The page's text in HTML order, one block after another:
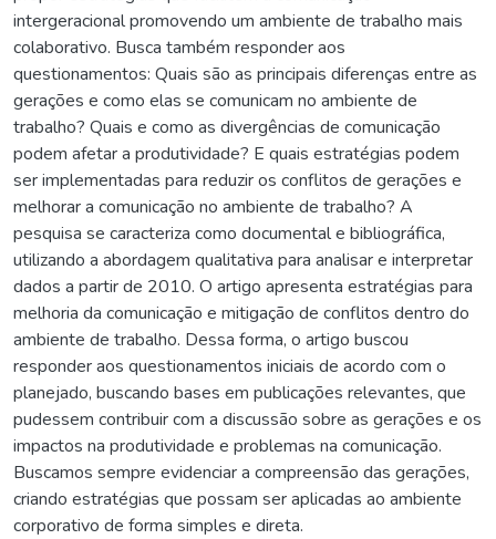
intergeracional promovendo um ambiente de trabalho mais
colaborativo. Busca também responder aos
questionamentos: Quais são as principais diferenças entre as
gerações e como elas se comunicam no ambiente de
trabalho? Quais e como as divergências de comunicação
podem afetar a produtividade? E quais estratégias podem
ser implementadas para reduzir os conflitos de gerações e
melhorar a comunicação no ambiente de trabalho? A
pesquisa se caracteriza como documental e bibliográfica,
utilizando a abordagem qualitativa para analisar e interpretar
dados a partir de 2010. O artigo apresenta estratégias para
melhoria da comunicação e mitigação de conflitos dentro do
ambiente de trabalho. Dessa forma, o artigo buscou
responder aos questionamentos iniciais de acordo com o
planejado, buscando bases em publicações relevantes, que
pudessem contribuir com a discussão sobre as gerações e os
impactos na produtividade e problemas na comunicação.
Buscamos sempre evidenciar a compreensão das gerações,
criando estratégias que possam ser aplicadas ao ambiente
corporativo de forma simples e direta.